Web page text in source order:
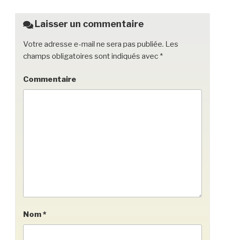
o
k
Laisser un commentaire
Votre adresse e-mail ne sera pas publiée. Les
champs obligatoires sont indiqués avec *
Commentaire
Nom*